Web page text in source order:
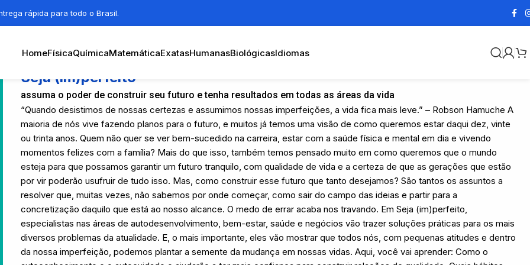
rápida para todo o Brasil.
HomeFísicaQuímicaMatemáticaExatasHumanasBiológicasIdiomas
Seja (im)perfeito
assuma o poder de construir seu futuro e tenha resultados em todas as áreas da vida
“Quando desistimos de nossas certezas e assumimos nossas imperfeições, a vida fica mais leve.” – Robson Hamuche A
maioria de nós vive fazendo planos para o futuro, e muitos já temos uma visão de como queremos estar daqui dez, vinte
ou trinta anos. Quem não quer se ver bem-sucedido na carreira, estar com a saúde física e mental em dia e vivendo
momentos felizes com a família? Mais do que isso, também temos pensado muito em como queremos que o mundo
esteja para que possamos garantir um futuro tranquilo, com qualidade de vida e a certeza de que as gerações que estão
por vir poderão usufruir de tudo isso. Mas, como construir esse futuro que tanto desejamos? São tantos os assuntos a
resolver que, muitas vezes, não sabemos por onde começar, como sair do campo das ideias e partir para a
concretização daquilo que está ao nosso alcance. O medo de errar acaba nos travando. Em Seja (im)perfeito,
especialistas nas áreas de autodesenvolvimento, bem-estar, saúde e negócios vão trazer soluções práticas para os mais
diversos problemas da atualidade. E, o mais importante, eles vão mostrar que todos nós, com pequenas atitudes e dentro
da nossa imperfeição, podemos plantar a semente da mudança em nossas vidas. Aqui, você vai aprender: Como o